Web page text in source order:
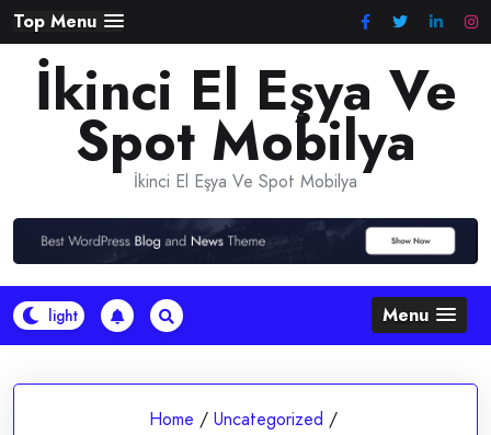
Skip
to
content
Top Menu
İkinci El Eşya Ve
Spot Mobilya
İkinci El Eşya Ve Spot Mobilya
Menu
Home / Uncategorized /